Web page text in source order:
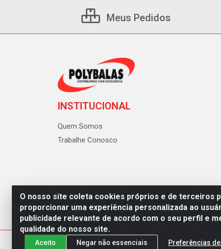
O nosso site coleta cookies próprios e de terceiros
proporcionar uma experiência personalizada ao
publicidade relevante de acordo com o seu perfil e
qualidade do nosso site.
Aceito Negar não essenciais Preferências
Meus Pedidos
INSTITUCIONAL
Quem Somos
Trabalhe Conosco
Polybalas - Rua João Miguel